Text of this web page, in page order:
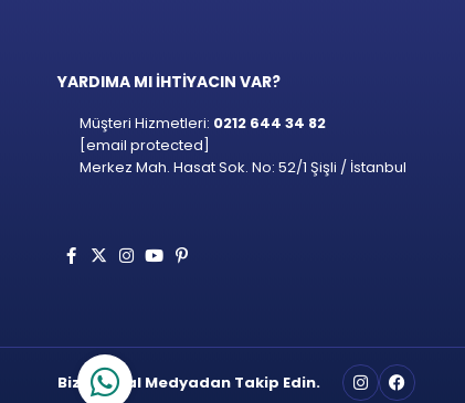
YARDIMA MI İHTİYACIN VAR?
Müşteri Hizmetleri: 0212 644 34 82
[email protected]
Merkez Mah. Hasat Sok. No: 52/1 Şişli / İstanbul
Bizi Sosyal Medyadan Takip Edin.